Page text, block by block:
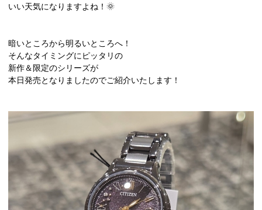
いい天気になりますよね！🌞
暗いところから明るいところへ！
そんなタイミングにピッタリの
新作＆限定のシリーズが
本日発売となりましたのでご紹介いたします！